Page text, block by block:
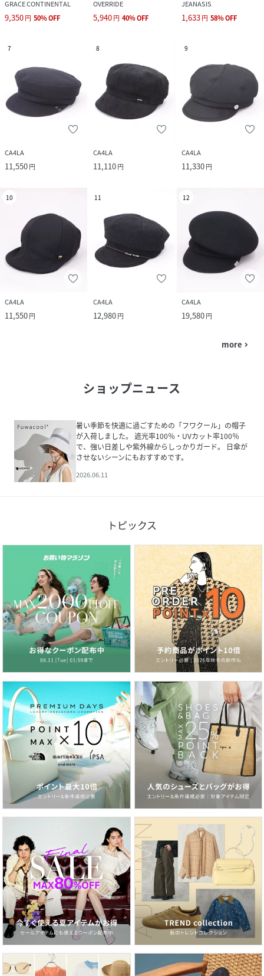
GRACE CONTINENTAL
9,350円 50%OFF
OVERRIDE
5,940円 40%OFF
JEANASIS
1,633円 58%OFF
7
CA4LA
11,550円
8
CA4LA
11,110円
9
CA4LA
11,330円
10
CA4LA
11,550円
11
CA4LA
12,980円
12
CA4LA
19,580円
more navigate_next
ショップニュース
暑い季節を快適に過ごすための「フワクール」の帽子
が入荷しました。 遮光率100％・UVカット率100％
で、強い日差しや紫外線からしっかりガード。 日傘が
させないシーンにもおすすめです。
2026.06.11
トピックス